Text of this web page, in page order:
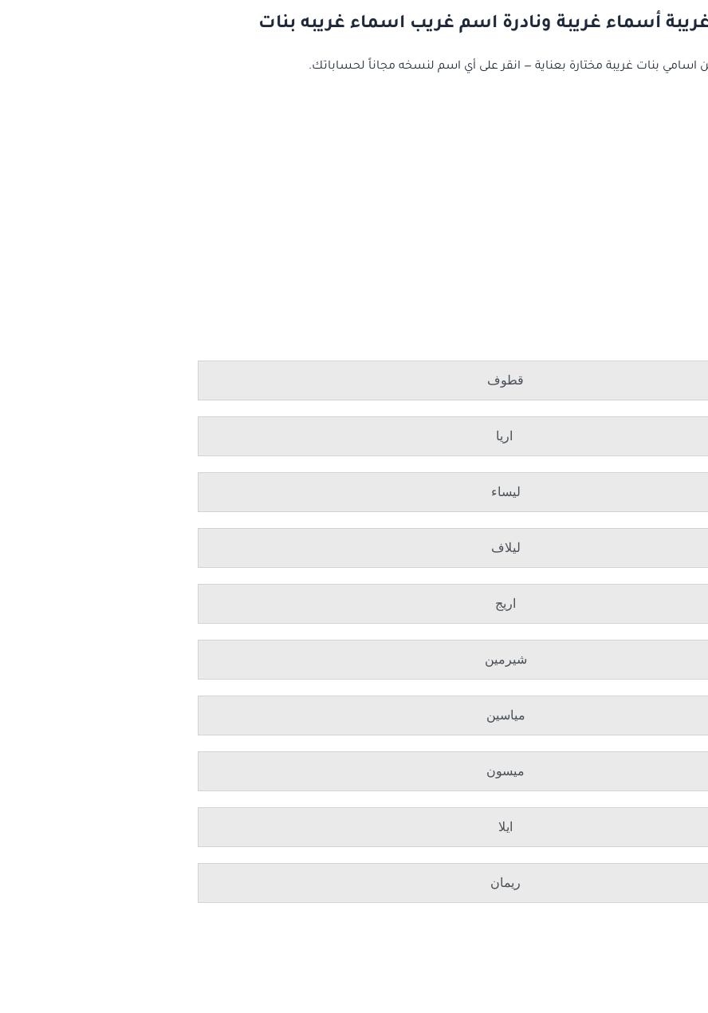
أسماء غريبة ونادرة اسم غريب اسماء غريبه بنات